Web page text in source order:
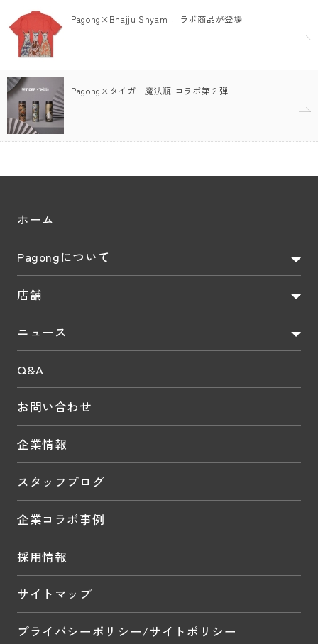
Pagong×Bhajju Shyam コラボ商品が登場
Pagong×タイガー魔法瓶 コラボ第２弾
ホーム
Pagongについて
店舗
ニュース
Q&A
お問い合わせ
企業情報
スタッフブログ
企業コラボ事例
採用情報
サイトマップ
プライバシーポリシー/サイトポリシー